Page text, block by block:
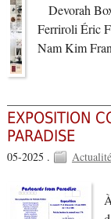
Devorah
Ferriroli Éric
Nam Kim
EXPOSITION
PARADISE
05-2025 . Actualité